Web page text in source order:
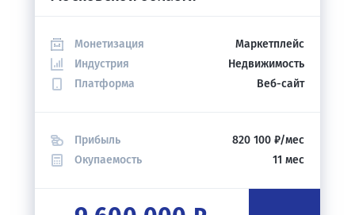
Монетизация
Маркетплейс
Индустрия
Недвижимость
Платформа
Веб-сайт
Прибыль
820 100 ₽/мес
Окупаемость
11 мес